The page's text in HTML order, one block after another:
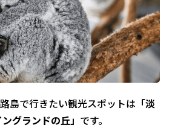
島で行きたい観光スポットは 「淡
グランドの丘」 です。